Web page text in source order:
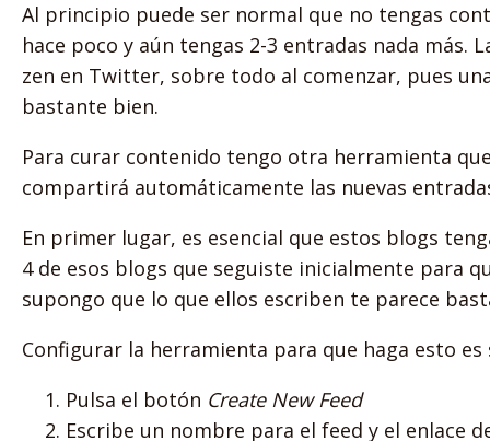
Al principio puede ser normal que no tengas
hace poco y aún tengas 2-3 entradas nada
zen en Twitter, sobre todo al comenzar, pues
bastante bien.
Para curar contenido tengo otra herramienta
compartirá automáticamente las nuevas
En primer lugar, es esencial que estos blogs
4 de esos blogs que seguiste inicialmente para
supongo que lo que ellos escriben te parece
Configurar la herramienta para que haga esto
Pulsa el botón Create New Feed
Escribe un nombre para el feed y el enlace